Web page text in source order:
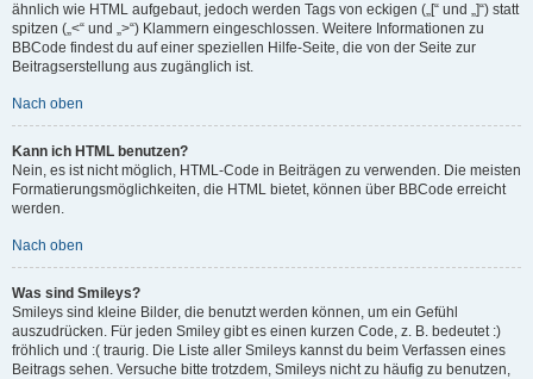
ähnlich wie HTML aufgebaut, jedoch werden Tags von eckigen („[“ und „]“) statt
spitzen („<“ und „>“) Klammern eingeschlossen. Weitere Informationen zu
BBCode findest du auf einer speziellen Hilfe-Seite, die von der Seite zur
Beitragserstellung aus zugänglich ist.
Nach oben
Kann ich HTML benutzen?
Nein, es ist nicht möglich, HTML-Code in Beiträgen zu verwenden. Die meisten
Formatierungsmöglichkeiten, die HTML bietet, können über BBCode erreicht
werden.
Nach oben
Was sind Smileys?
Smileys sind kleine Bilder, die benutzt werden können, um ein Gefühl
auszudrücken. Für jeden Smiley gibt es einen kurzen Code, z. B. bedeutet :)
fröhlich und :( traurig. Die Liste aller Smileys kannst du beim Verfassen eines
Beitrags sehen. Versuche bitte trotzdem, Smileys nicht zu häufig zu benutzen,